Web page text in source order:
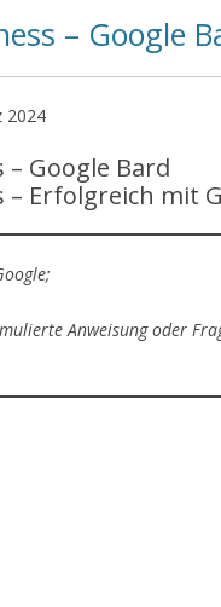
– Google
2024
Google Bard
Erfolgreich mit
Anweisung oder